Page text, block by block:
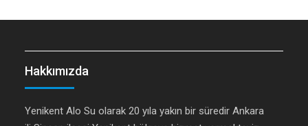
Hakkımızda
Yenikent Alo Su olarak 20 yıla yakın bir süredir Ankara